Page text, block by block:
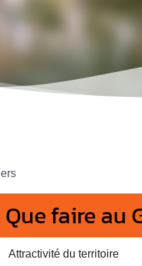
Que faire au
Attractivité du territoire